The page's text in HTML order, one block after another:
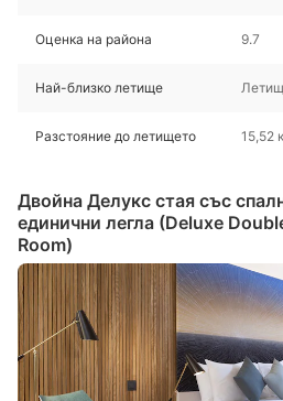
Оценка на района 9.7
Най-близко летище
Разстояние до летището 15,52
Двойна Делукс стая със
единични легла (Deluxe
Room)